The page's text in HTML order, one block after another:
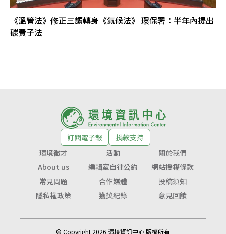
《溫管法》修正三讀轉身《氣候法》 環保署：半年內提出
碳費子法
訂閱電子報
捐款支持
環境徵才
活動
關於我們
About us
編輯室自律公約
網站授權條款
常見問題
合作媒體
投稿須知
隱私權政策
獲獎紀錄 意見回饋
© Copyright 2026 環境資訊中心 版權所有